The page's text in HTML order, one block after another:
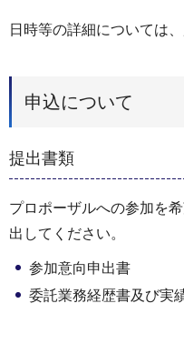
日時等の詳細については
申込について
提出書類
プロポーザルへの参加を
出してください。
参加意向申出書
委託業務経歴書及び実